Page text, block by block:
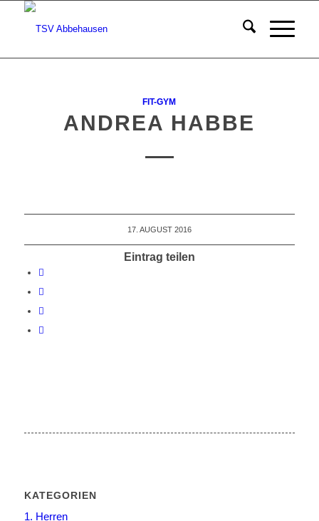
FIT-GYM
ANDREA HABBE
17. AUGUST 2016
Eintrag teilen
KATEGORIEN
1. Herren